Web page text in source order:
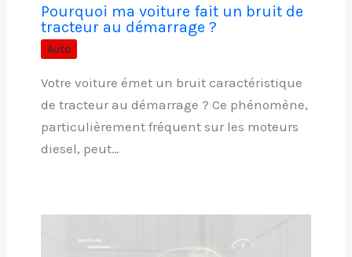
Pourquoi ma voiture fait un bruit de
tracteur au démarrage ?
Auto
Votre voiture émet un bruit caractéristique
de tracteur au démarrage ? Ce phénomène,
particulièrement fréquent sur les moteurs
diesel, peut…